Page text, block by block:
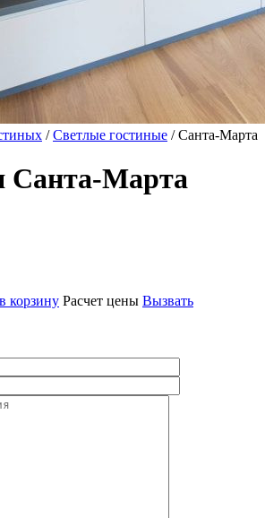
/Светлые гостиные / Санта-Марта
Санта-Марта
корзину Расчет цены Вызвать